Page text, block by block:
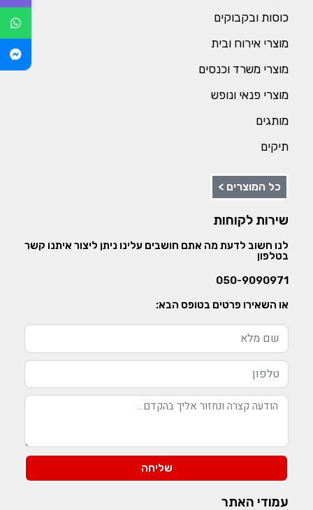
כוסות ובקבוקים
מוצרי אירוח ובית
מוצרי משרד וכנסים
מוצרי פנאי ונופש
מותגים
תיקים
כל המוצרים >
שירות לקוחות
לנו חשוב לדעת מה אתם חושבים עלינו ניתן ליצור איתנו קשר
בטלפון
050-9090971
או השאירו פרטים בטופס הבא:
שליחה
עמודי האתר